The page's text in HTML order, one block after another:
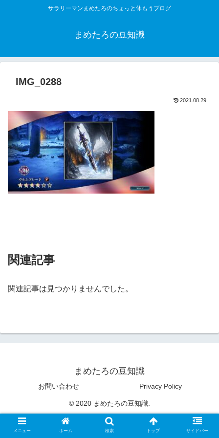
サラリーマンまめたろのちょっと休もうブログ
まめたろの豆知識
IMG_0288
2021.08.29
関連記事
関連記事は見つかりませんでした。
まめたろの豆知識
お問い合わせ Privacy Policy
© 2020 まめたろの豆知識.
メニュー ホーム 検索 トップ サイドバー